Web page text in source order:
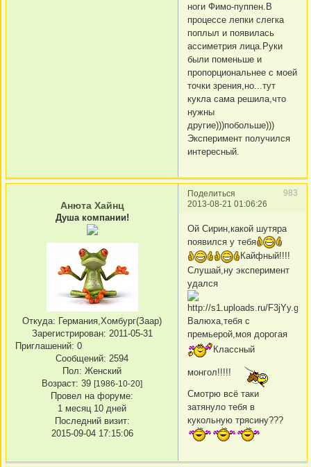
ноги Фимо-пуппен.В
процессе лепки слегка
поплыл и появилась
ассиметрия лица.Руки
были поменьше и
пропорциональнее с моей
точки зрения,но...тут
кукла сама решила,что
нужны
другие)))побольше)))
Эксперимент получился
интересный.
Поделиться
983
2013-08-21 01:06:26
Анюта Хайнц
Душа компании!
Откуда: Германия,Хомбург(Заар)
Зарегистрирован: 2011-05-31
Приглашений: 0
Сообщений: 2594
Пол: Женский
Возраст: 39 [1986-10-20]
Провел на форуме:
1 месяц 10 дней
Последний визит:
2015-09-04 17:15:06
Ой Сирин,какой шутяра
появился у тебя
Кайфный!!!!
Слушай,ну эксперимент
удался
Валюха,тебя с
премьерой,моя дорогая
Классный
монгол!!!!!
Смотрю всё таки
затянуло тебя в
кукольную трясину???